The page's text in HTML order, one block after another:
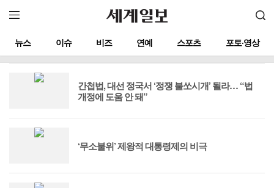
뉴스 이슈 비즈 연예 스포츠 포토·영상
간첩법, 대선 정국서 ‘정쟁 불쏘시개’ 될라… “법
개정에 도움 안 돼”
‘무소불위’ 제왕적 대통령제의 비극